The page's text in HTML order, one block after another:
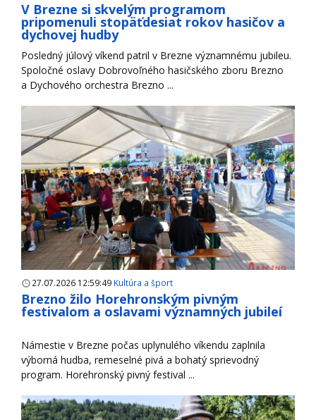
V Brezne si skvelým programom
pripomenuli stopäťdesiat rokov hasičov a
dychovej hudby
Posledný júlový víkend patril v Brezne významnému jubileu.
Spoločné oslavy Dobrovoľného hasičského zboru Brezno
a Dychového orchestra Brezno ...
27.07.2026 12:59:49 Kultúra a šport
Brezno žilo Horehronským pivným
festivalom a oslavami významných jubileí
Námestie v Brezne počas uplynulého víkendu zaplnila
výborná hudba, remeselné pivá a bohatý sprievodný
program. Horehronský pivný festival ...